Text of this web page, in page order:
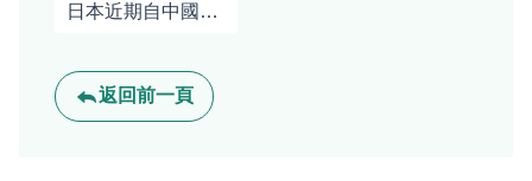
日本近期自中國進口稀土銳減逾八成，導致產業界加速與澳印合作開拓替代供應鏈
返回前一頁